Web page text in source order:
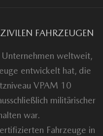
FAHRZEUGEN
Unternehmen weltweit,
entwickelt hat, die
VPAM 10
militärischer
war.
Fahrzeuge in